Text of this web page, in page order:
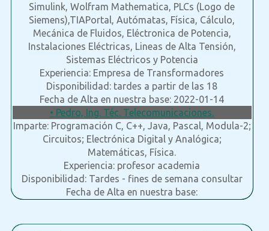
Simulink, Wolfram Mathematica, PLCs (Logo de
Siemens),TIAPortal, Autómatas, Física, Cálculo,
Mecánica de Fluidos, Eléctronica de Potencia,
Instalaciones Eléctricas, Lineas de Alta Tensión,
Sistemas Eléctricos y Potencia
Experiencia: Empresa de Transformadores
Disponibilidad: tardes a partir de las 18
Fecha de Alta en nuestra base: 2022-01-14
• Pedro, Ing. Téc. Telecomunicaciones.
Imparte: Programación C, C++, Java, Pascal, Modula-2;
Circuitos; Electrónica Digital y Analógica;
Matemáticas, Física.
Experiencia: profesor academia
Disponibilidad: Tardes - fines de semana consultar
Fecha de Alta en nuestra base: